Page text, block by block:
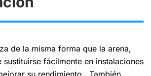
de la misma forma que la arena,
fácilmente en instalaciones